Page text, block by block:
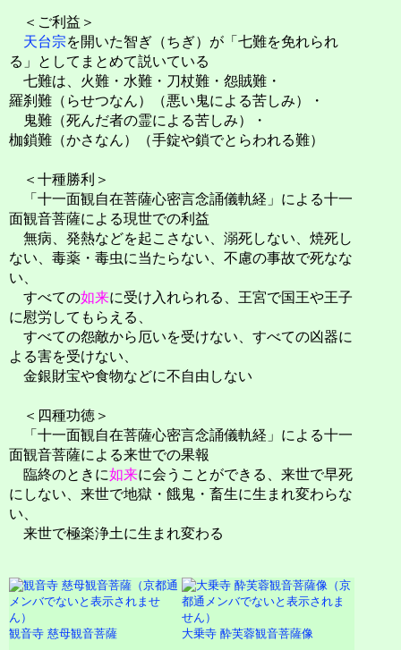
＜ご利益＞
天台宗を開いた智ぎ（ちぎ）が「七難を免れられ
る」としてまとめて説いている
七難は、火難・水難・刀杖難・怨賊難・
羅刹難（らせつなん）（悪い鬼による苦しみ）・
鬼難（死んだ者の霊による苦しみ）・
枷鎖難（かさなん）（手錠や鎖でとらわれる難）
＜十種勝利＞
「十一面観自在菩薩心密言念誦儀軌経」による十一
面観音菩薩による現世での利益
無病、発熱などを起こさない、溺死しない、焼死し
ない、毒薬・毒虫に当たらない、不慮の事故で死なな
い、
すべての如来に受け入れられる、王宮で国王や王子
に慰労してもらえる、
すべての怨敵から厄いを受けない、すべての凶器に
よる害を受けない、
金銀財宝や食物などに不自由しない
＜四種功徳＞
「十一面観自在菩薩心密言念誦儀軌経」による十一
面観音菩薩による来世での果報
臨終のときに如来に会うことができる、来世で早死
にしない、来世で地獄・餓鬼・畜生に生まれ変わらな
い、
来世で極楽浄土に生まれ変わる
観音寺 慈母観音菩薩 大乗寺 酔芙蓉観音菩薩像